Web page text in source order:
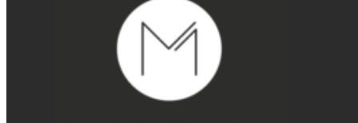
KITS DE TRANSFORMATION
Kit Adaptable Morin (Variatic)
Godets Fléco
Grappins Mécaniques
Godet Banane
Fourches à Palettes
Accessoires de Godet
KITS DE TRANSFORMATION
Kit Adaptable Morin (Variatic)